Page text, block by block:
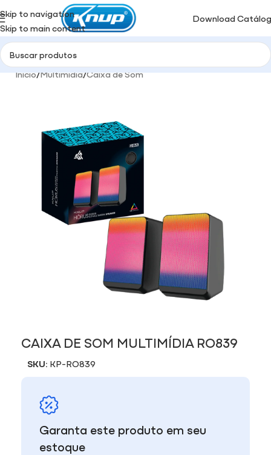
Skip to navigation
Skip to main content
Download
Início/Multimidia/Caixa de Som
CAIXA DE SOM MULTIMÍDIA RO839
SKU: KP-RO839
Garanta este produto em seu
estoque